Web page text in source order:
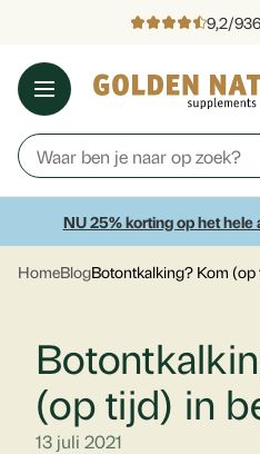
9,2/
NU 25% korting op het hele
HomeBlogBotontkalking? Kom
(op tijd) in
13 juli 2021